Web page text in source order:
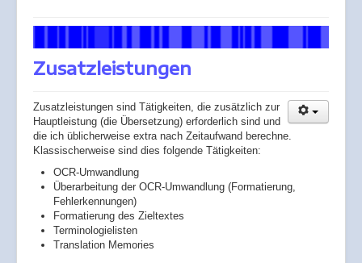
Willkommen
Leistungen
Honorar
Gendergerechte Sprache
Zusatzleistungen
Zusatzleistungen sind Tätigkeiten, die zusätzlich zur
Hauptleistung (die Übersetzung) erforderlich sind und
die ich üblicherweise extra nach Zeitaufwand berechne.
Klassischerweise sind dies folgende Tätigkeiten:
OCR-Umwandlung
Überarbeitung der OCR-Umwandlung (Formatierung,
Fehlerkennungen)
Formatierung des Zieltextes
Terminologielisten
Translation Memories